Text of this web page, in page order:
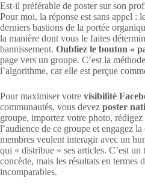
Est-il préférable de poster sur son
Pour moi, la réponse est sans appel :
derniers bastions de la portée
la manière dont vous le faites
bannissement. Oubliez le bouton «
page vers un groupe. C’est la
l’algorithme, car elle est perçue
Pour maximiser votre visibilité
communautés, vous devez poster
groupe, importez votre photo,
l’audience de ce groupe et engagez
membres veulent interagir avec un
qui « distribue » ses articles. C’est
concède, mais les résultats en termes
incomparables.